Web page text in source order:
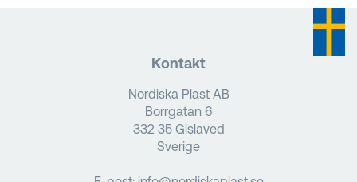
Kontakt
Nordiska Plast AB
Borrgatan 6
332 35 Gislaved
Sverige